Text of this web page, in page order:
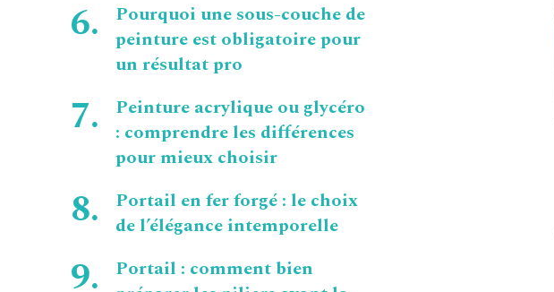
Pourquoi une sous-couche de
peinture est obligatoire pour
un résultat pro
Peinture acrylique ou glycéro
: comprendre les différences
pour mieux choisir
Portail en fer forgé : le choix
de l’élégance intemporelle
Portail : comment bien